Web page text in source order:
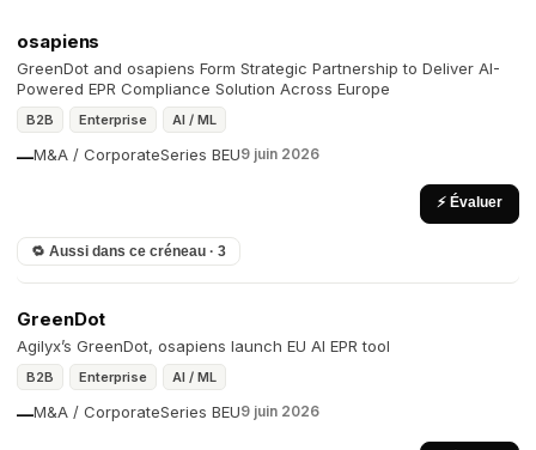
osapiens
GreenDot and osapiens Form Strategic Partnership to Deliver AI-
Powered EPR Compliance Solution Across Europe
B2B Enterprise AI / ML
M&A / Corporate
— Series BEU9 juin 2026
⚡ Évaluer
🔁 Aussi dans ce créneau · 3
GreenDot
Agilyx’s GreenDot, osapiens launch EU AI EPR tool
B2B Enterprise AI / ML
M&A / Corporate
— Series BEU9 juin 2026